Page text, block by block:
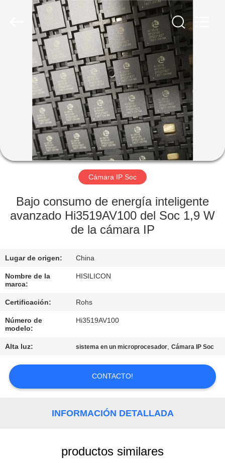
CASA
PRODUCTOS
VÍDEOS
NOSOTROS
RECORRIDO
LA
FÁBRICA
DE
CALIDAD
CONTACTA
CON
NOSOTROS
Cámara IP Soc
Bajo consumo de energía inteligente
avanzado Hi3519AV100 del Soc 1,9 W
de la cámara IP
Lugar de origen: China
Nombre de la
marca:
HISILICON
Certificación: Rohs
Número de
modelo:
Hi3519AV100
Alta luz: sistema en un microprocesador,Cámara IP Soc
CONTACTO!
INFORMACIÓN DETALLADA
productos similares